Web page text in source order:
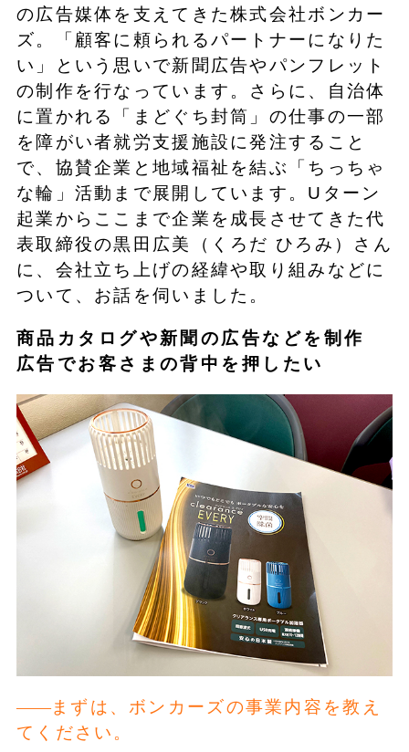
の広告媒体を支えてきた株式会社ボンカー
ズ。「顧客に頼られるパートナーになりた
い」という思いで新聞広告やパンフレット
の制作を行なっています。さらに、自治体
に置かれる「まどぐち封筒」の仕事の一部
を障がい者就労支援施設に発注すること
で、協賛企業と地域福祉を結ぶ「ちっちゃ
な輪」活動まで展開しています。Uターン
起業からここまで企業を成長させてきた代
表取締役の黒田広美（くろだ ひろみ）さん
に、会社立ち上げの経緯や取り組みなどに
ついて、お話を伺いました。
商品カタログや新聞の広告などを制作
広告でお客さまの背中を押したい
まずは、ボンカーズの事業内容を教え
てください。